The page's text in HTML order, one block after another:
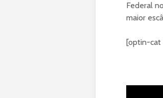
Federal
maior
[optin-cat